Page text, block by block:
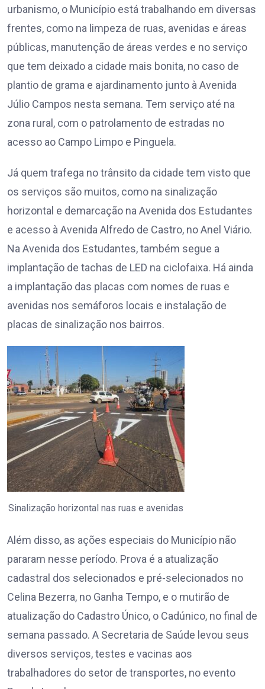
urbanismo, o Município está trabalhando em diversas
frentes, como na limpeza de ruas, avenidas e áreas
públicas, manutenção de áreas verdes e no serviço
que tem deixado a cidade mais bonita, no caso de
plantio de grama e ajardinamento junto à Avenida
Júlio Campos nesta semana. Tem serviço até na
zona rural, com o patrolamento de estradas no
acesso ao Campo Limpo e Pinguela.
Já quem trafega no trânsito da cidade tem visto que
os serviços são muitos, como na sinalização
horizontal e demarcação na Avenida dos Estudantes
e acesso à Avenida Alfredo de Castro, no Anel Viário.
Na Avenida dos Estudantes, também segue a
implantação de tachas de LED na ciclofaixa. Há ainda
a implantação das placas com nomes de ruas e
avenidas nos semáforos locais e instalação de
placas de sinalização nos bairros.
Sinalização horizontal nas ruas e avenidas
Além disso, as ações especiais do Município não
pararam nesse período. Prova é a atualização
cadastral dos selecionados e pré-selecionados no
Celina Bezerra, no Ganha Tempo, e o mutirão de
atualização do Cadastro Único, o Cadúnico, no final de
semana passado. A Secretaria de Saúde levou seus
diversos serviços, testes e vacinas aos
trabalhadores do setor de transportes, no evento